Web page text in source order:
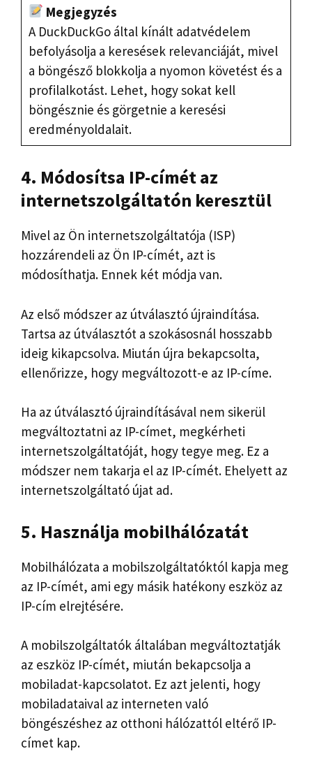
Megjegyzés
A DuckDuckGo által kínált adatvédelem
befolyásolja a keresések relevanciáját, mivel
a böngésző blokkolja a nyomon követést és a
profilalkotást. Lehet, hogy sokat kell
böngésznie és görgetnie a keresési
eredményoldalait.
4. Módosítsa IP-címét az
internetszolgáltatón keresztül
Mivel az Ön internetszolgáltatója (ISP)
hozzárendeli az Ön IP-címét, azt is
módosíthatja. Ennek két módja van.
Az első módszer az útválasztó újraindítása.
Tartsa az útválasztót a szokásosnál hosszabb
ideig kikapcsolva. Miután újra bekapcsolta,
ellenőrizze, hogy megváltozott-e az IP-címe.
Ha az útválasztó újraindításával nem sikerül
megváltoztatni az IP-címet, megkérheti
internetszolgáltatóját, hogy tegye meg. Ez a
módszer nem takarja el az IP-címét. Ehelyett az
internetszolgáltató újat ad.
5. Használja mobilhálózatát
Mobilhálózata a mobilszolgáltatóktól kapja meg
az IP-címét, ami egy másik hatékony eszköz az
IP-cím elrejtésére.
A mobilszolgáltatók általában megváltoztatják
az eszköz IP-címét, miután bekapcsolja a
mobiladat-kapcsolatot. Ez azt jelenti, hogy
mobiladataival az interneten való
böngészéshez az otthoni hálózattól eltérő IP-
címet kap.